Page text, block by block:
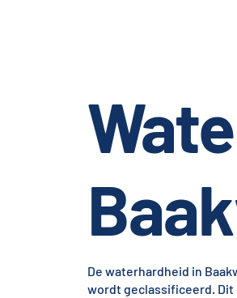
De waterhardheid in
wordt geclassificeerd. Dit